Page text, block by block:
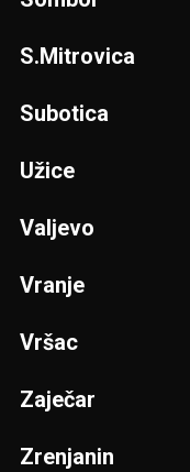
S.Mitrovica
Subotica
Užice
Valjevo
Vranje
Vršac
Zaječar
Zrenjanin